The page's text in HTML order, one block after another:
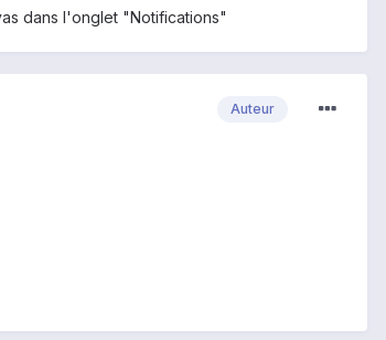
dans l'onglet "Notifications"
Auteur